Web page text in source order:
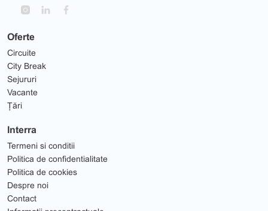
Oferte
Circuite
City Break
Sejururi
Vacante
Țări
Interra
Termeni si conditii
Politica de confidentialitate
Politica de cookies
Despre noi
Contact